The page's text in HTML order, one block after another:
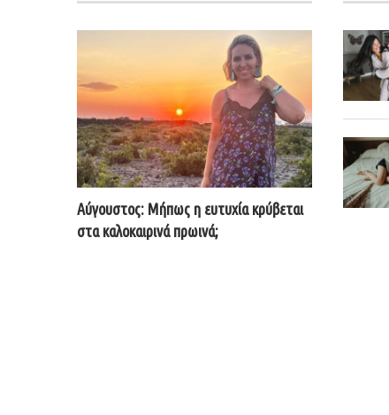
Αύγουστος: Μήπως η ευτυχία κρύβεται
στα καλοκαιρινά πρωινά;